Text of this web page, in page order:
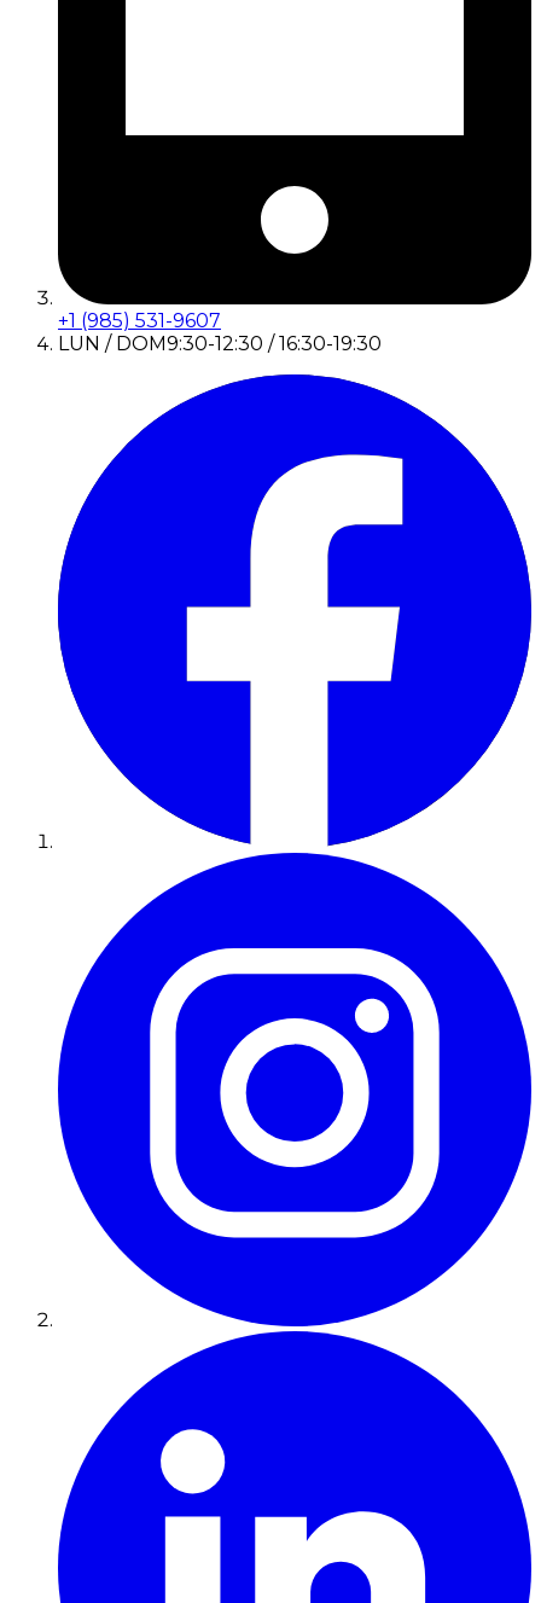
+1 (985) 531-9607
LUN / DOM9:30-12:30 / 16:30-19:30